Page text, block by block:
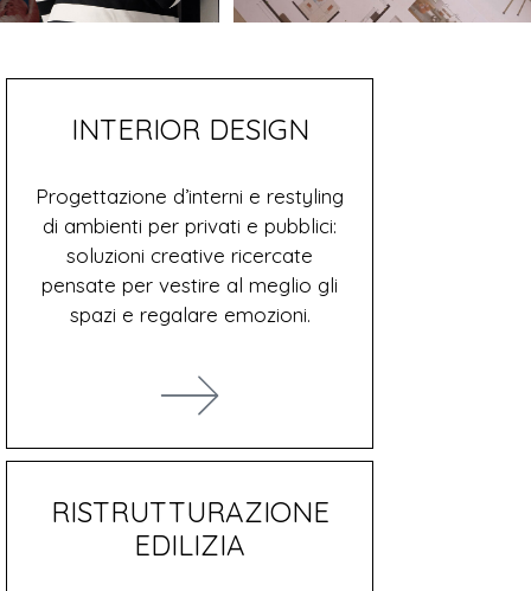
INTERIOR DESIGN
Progettazione d’interni e restyling
di ambienti per privati e pubblici:
soluzioni creative ricercate
pensate per vestire al meglio gli
spazi e regalare emozioni.
RISTRUTTURAZIONE
EDILIZIA